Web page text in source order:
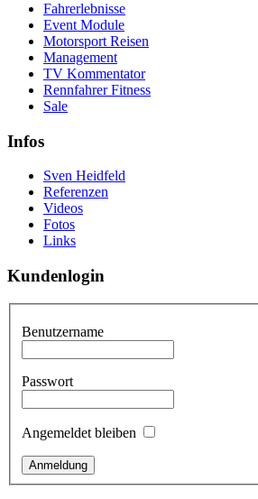
Fahrerlebnisse
Event Module
Motorsport Reisen
Management
TV Kommentator
Rennfahrer Fitness
Sale
Infos
Sven Heidfeld
Referenzen
Videos
Fotos
Links
Kundenlogin
Benutzername
Passwort
Angemeldet bleiben